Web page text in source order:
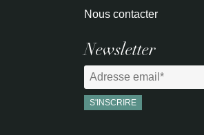
Nous contacter
Newsletter